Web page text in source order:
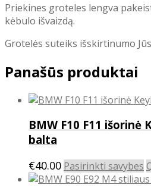
Priekines groteles lengva
kėbulo išvaizdą.
Grotelės suteiks išskirtinumo
Panašūs produktai
BMW F10 F11 išorinė
balta
€40.00 Pasirinkti savybes